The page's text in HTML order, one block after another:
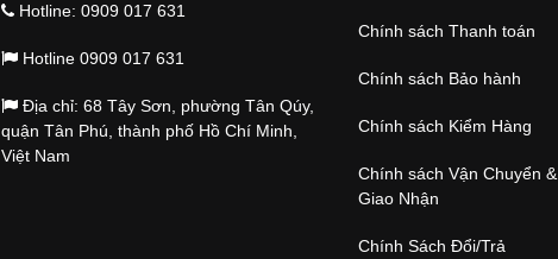
Hotline: 0909 017 631
Hotline 0909 017 631
Địa chỉ: 68 Tây Sơn, phường Tân Qúy,
quận Tân Phú, thành phố Hồ Chí Minh,
Việt Nam
Chính sách Thanh toán
Chính sách Bảo hành
Chính sách Kiểm Hàng
Chính sách Vận Chuyển &
Giao Nhận
Chính Sách Đổi/Trả